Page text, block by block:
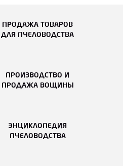
ПРОДАЖА ТОВАРОВ
ДЛЯ ПЧЕЛОВОДСТВА
ПРОИЗВОДСТВО И
ПРОДАЖА ВОЩИНЫ
ЭНЦИКЛОПЕДИЯ
ПЧЕЛОВОДСТВА